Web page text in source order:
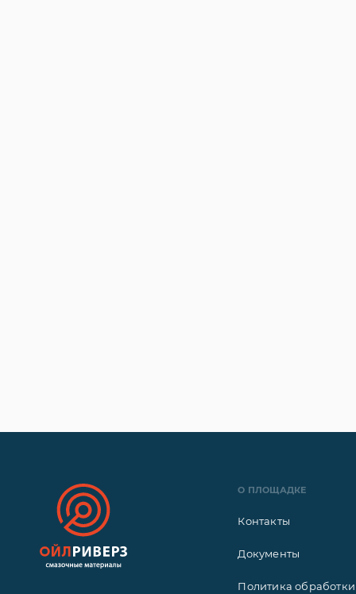
О ПЛОЩАДКЕ
Контакты
Документы
Политика обработки